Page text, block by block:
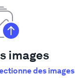
images
des images